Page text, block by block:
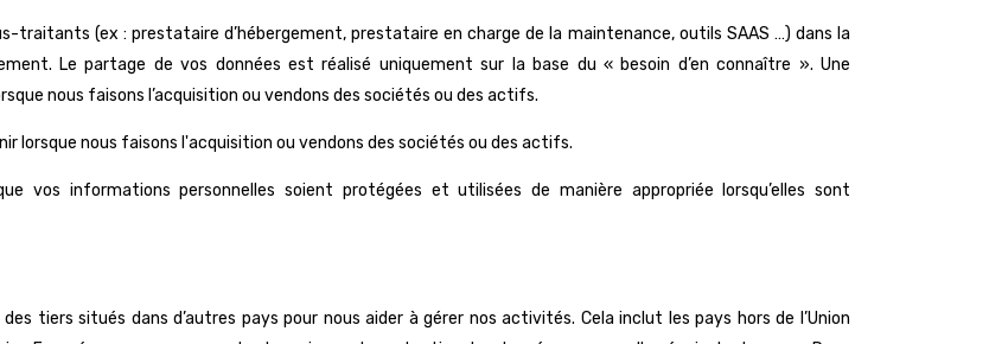
traitants (ex : prestataire d’hébergement, prestataire en charge de la maintenance, outils SAAS …) dans la
Le partage de vos données est réalisé uniquement sur la base du « besoin d’en connaître ». Une
nous faisons l’acquisition ou vendons des sociétés ou des actifs.
lorsque nous faisons l'acquisition ou vendons des sociétés ou des actifs.
vos informations personnelles soient protégées et utilisées de manière appropriée lorsqu’elles sont
tiers situés dans d’autres pays pour nous aider à gérer nos activités. Cela inclut les pays hors de l’Union